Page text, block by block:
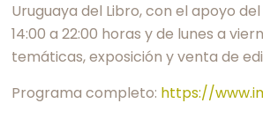
Uruguaya del Libro, con el apoyo
14:00 a 22:00 horas y de lunes a
temáticas, exposición y venta de
Programa completo: https://